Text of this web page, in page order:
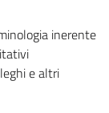
inerente
e altri